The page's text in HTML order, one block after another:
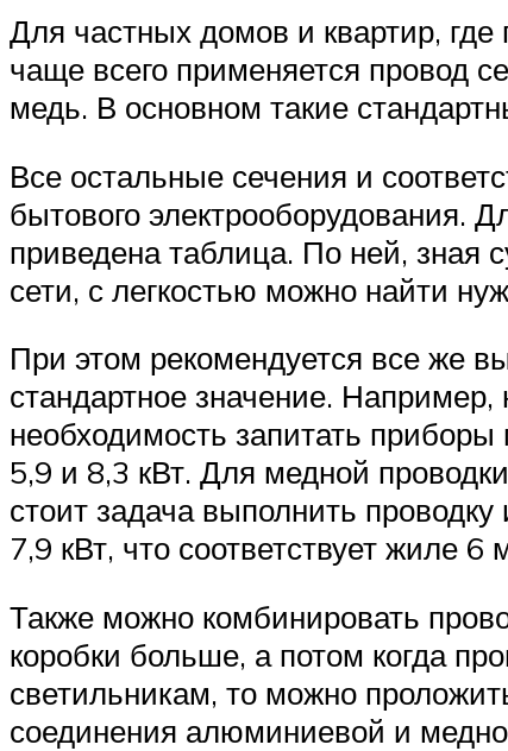
Для частных домов и квартир,
чаще всего применяется провод
медь. В основном такие
Все остальные сечения и
бытового электрооборудования.
приведена таблица. По ней, зная
сети, с легкостью можно найти
При этом рекомендуется все же
стандартное значение.
необходимость запитать
5,9 и 8,3 кВт. Для медной
стоит задача выполнить
7,9 кВт, что соответствует жиле 6
Также можно комбинировать
коробки больше, а потом когда
светильникам, то можно
соединения алюминиевой и